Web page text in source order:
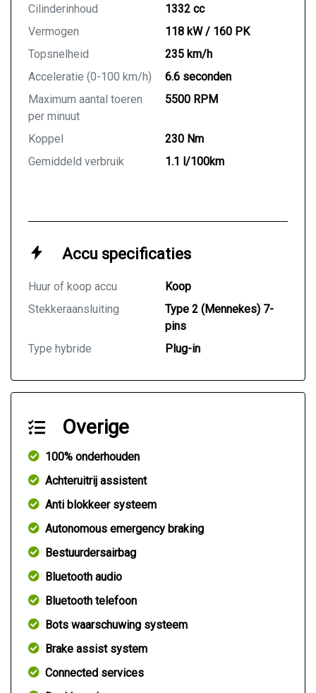
Cilinderinhoud
1332 cc
Vermogen
118 kW / 160 PK
Topsnelheid
235 km/h
Acceleratie (0-100 km/h)
6.6 seconden
Maximum aantal toeren
per minuut
5500 RPM
Koppel
230 Nm
Gemiddeld verbruik
1.1 l/100km
Accu specificaties
Huur of koop accu
Koop
Stekkeraansluiting
Type 2 (Mennekes) 7-
pins
Type hybride
Plug-in
Overige
100% onderhouden
Achteruitrij assistent
Anti blokkeer systeem
Autonomous emergency braking
Bestuurdersairbag
Bluetooth audio
Bluetooth telefoon
Bots waarschuwing systeem
Brake assist system
Connected services